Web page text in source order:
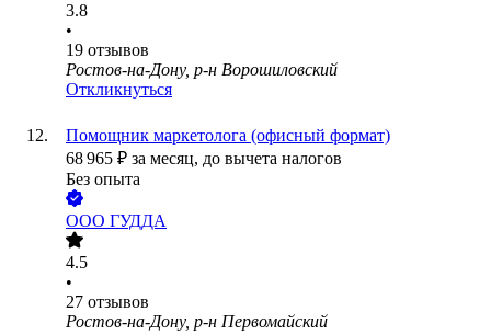
3.8
•
19 отзывов
Ростов-на-Дону, р-н Ворошиловский
Откликнуться
Помощник маркетолога (офисный формат)
68 965 ₽ за месяц, до вычета налогов
Без опыта
ООО ГУДДА
4.5
•
27 отзывов
Ростов-на-Дону, р-н Первомайский